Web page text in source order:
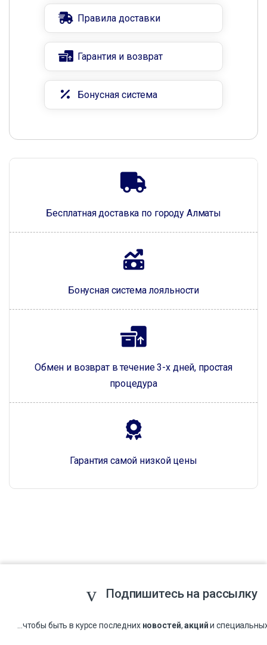
Бесплатная доставка по городу Алматы
Бонусная система лояльности
Обмен и возврат в течение 3-х дней, простая
процедура
Гарантия самой низкой цены
Правила доставки
Гарантия и возврат
Бонусная система
Подпишитесь на рассылку
...чтобы быть в курсе последних новостей,акцийи